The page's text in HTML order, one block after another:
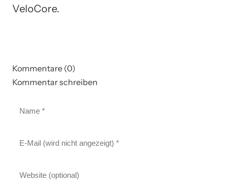
VeloCore.
Kommentare (0)
Kommentar schreiben